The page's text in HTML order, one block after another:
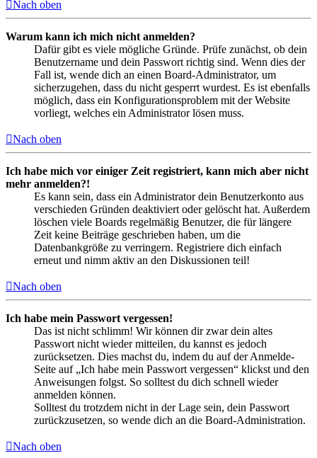
Nach oben
Warum kann ich mich nicht anmelden?
Dafür gibt es viele mögliche Gründe. Prüfe zunächst, ob dein
Benutzername und dein Passwort richtig sind. Wenn dies der
Fall ist, wende dich an einen Board-Administrator, um
sicherzugehen, dass du nicht gesperrt wurdest. Es ist ebenfalls
möglich, dass ein Konfigurationsproblem mit der Website
vorliegt, welches ein Administrator lösen muss.
Nach oben
Ich habe mich vor einiger Zeit registriert, kann mich aber nicht
mehr anmelden?!
Es kann sein, dass ein Administrator dein Benutzerkonto aus
verschieden Gründen deaktiviert oder gelöscht hat. Außerdem
löschen viele Boards regelmäßig Benutzer, die für längere
Zeit keine Beiträge geschrieben haben, um die
Datenbankgröße zu verringern. Registriere dich einfach
erneut und nimm aktiv an den Diskussionen teil!
Nach oben
Ich habe mein Passwort vergessen!
Das ist nicht schlimm! Wir können dir zwar dein altes
Passwort nicht wieder mitteilen, du kannst es jedoch
zurücksetzen. Dies machst du, indem du auf der Anmelde-
Seite auf „Ich habe mein Passwort vergessen“ klickst und den
Anweisungen folgst. So solltest du dich schnell wieder
anmelden können.
Solltest du trotzdem nicht in der Lage sein, dein Passwort
zurückzusetzen, so wende dich an die Board-Administration.
Nach oben